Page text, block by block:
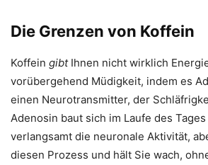
Die Grenzen von Koffein
Koffein gibtIhnen nicht wirklich
vorübergehend Müdigkeit, indem es
einen Neurotransmitter, der
Adenosin baut sich im Laufe des
verlangsamt die neuronale Aktivität,
diesen Prozess und hält Sie wach,